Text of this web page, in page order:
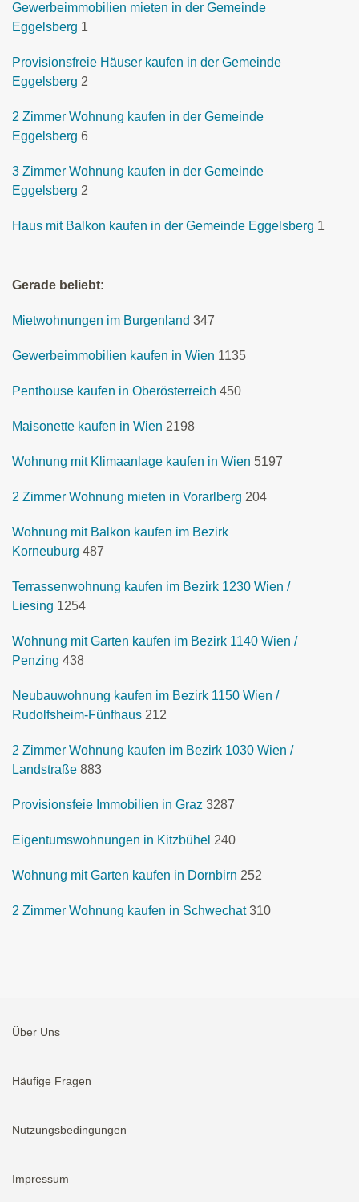
Gewerbeimmobilien mieten in der Gemeinde
Eggelsberg 1
Provisionsfreie Häuser kaufen in der Gemeinde
Eggelsberg 2
2 Zimmer Wohnung kaufen in der Gemeinde
Eggelsberg 6
3 Zimmer Wohnung kaufen in der Gemeinde
Eggelsberg 2
Haus mit Balkon kaufen in der Gemeinde Eggelsberg 1
Gerade beliebt:
Mietwohnungen im Burgenland 347
Gewerbeimmobilien kaufen in Wien 1135
Penthouse kaufen in Oberösterreich 450
Maisonette kaufen in Wien 2198
Wohnung mit Klimaanlage kaufen in Wien 5197
2 Zimmer Wohnung mieten in Vorarlberg 204
Wohnung mit Balkon kaufen im Bezirk
Korneuburg 487
Terrassenwohnung kaufen im Bezirk 1230 Wien /
Liesing 1254
Wohnung mit Garten kaufen im Bezirk 1140 Wien /
Penzing 438
Neubauwohnung kaufen im Bezirk 1150 Wien /
Rudolfsheim-Fünfhaus 212
2 Zimmer Wohnung kaufen im Bezirk 1030 Wien /
Landstraße 883
Provisionsfeie Immobilien in Graz 3287
Eigentumswohnungen in Kitzbühel 240
Wohnung mit Garten kaufen in Dornbirn 252
2 Zimmer Wohnung kaufen in Schwechat 310
Über Uns
Häufige Fragen
Nutzungsbedingungen
Impressum